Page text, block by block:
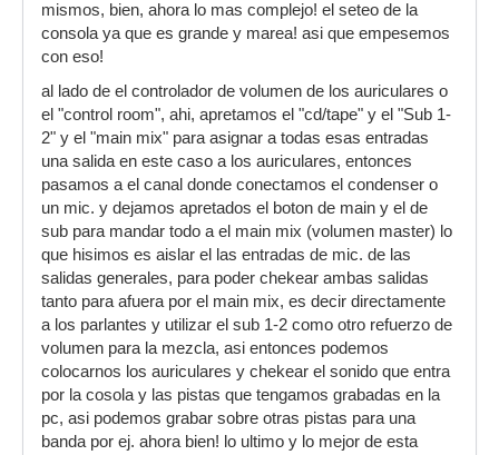
mismos, bien, ahora lo mas complejo! el seteo de la
consola ya que es grande y marea! asi que empesemos
con eso!
al lado de el controlador de volumen de los auriculares o
el "control room", ahi, apretamos el "cd/tape" y el "Sub 1-
2" y el "main mix" para asignar a todas esas entradas
una salida en este caso a los auriculares, entonces
pasamos a el canal donde conectamos el condenser o
un mic. y dejamos apretados el boton de main y el de
sub para mandar todo a el main mix (volumen master) lo
que hisimos es aislar el las entradas de mic. de las
salidas generales, para poder chekear ambas salidas
tanto para afuera por el main mix, es decir directamente
a los parlantes y utilizar el sub 1-2 como otro refuerzo de
volumen para la mezcla, asi entonces podemos
colocarnos los auriculares y chekear el sonido que entra
por la cosola y las pistas que tengamos grabadas en la
pc, asi podemos grabar sobre otras pistas para una
banda por ej. ahora bien! lo ultimo y lo mejor de esta